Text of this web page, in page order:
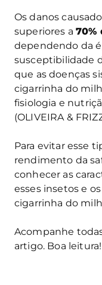
Os danos
superiores a70%
dependendo da
susceptibilidade
que as doenças
cigarrinha do
fisiologia e
(OLIVEIRA &
Para evitar esse
rendimento da
conhecer as
esses insetos e
cigarrinha do
Acompanhe
artigo. Boa leitura!